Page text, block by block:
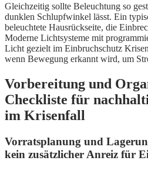
Gleichzeitig sollte Beleuchtung so
dunklen Schlupfwinkel lässt. Ein
beleuchtete Hausrückseite, die
Moderne Lichtsysteme mit
Licht gezielt im Einbruchschutz
wenn Bewegung erkannt wird, um
Vorbereitung und
Checkliste für
im Krisenfall
Vorratsplanung und
kein zusätzlicher Anreiz für